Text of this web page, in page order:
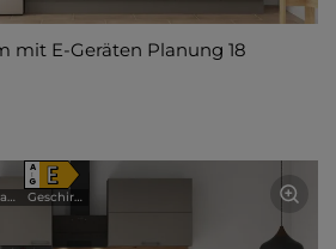
mit E-Geräten Planung 18
Dunstabzugshaube
A
↑
G E
Geschirrspüler